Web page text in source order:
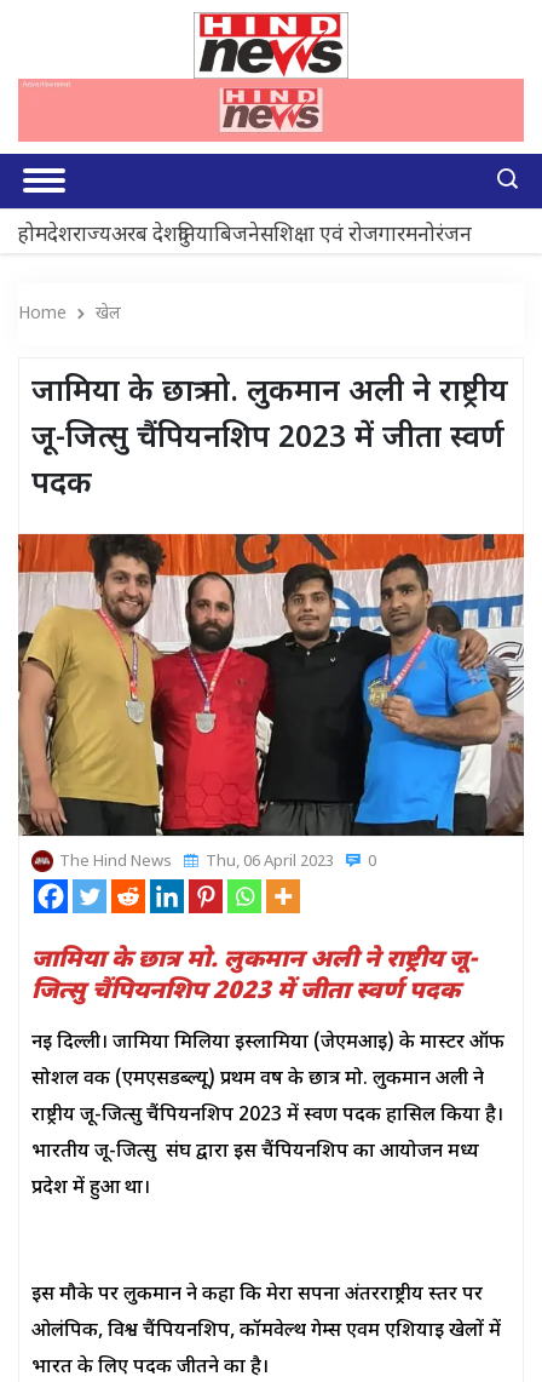
होमदेशराज्यअरब देशदुनियाबिजनेसशिक्षा एवं रोजगारमनोरंजन
Home खेल
जामिया के छात्र मो. लुकमान अली ने राष्ट्रीय
जू-जित्सु चैंपियनशिप 2023 में जीता स्वर्ण
पदक
The Hind News Thu, 06 April 2023 0
जामिया के छात्र मो. लुकमान अली ने राष्ट्रीय जू-
जित्सु चैंपियनशिप 2023 में जीता स्वर्ण पदक
नई दिल्ली। जामिया मिलिया इस्लामिया (जेएमआई) के मास्टर ऑफ
सोशल वर्क (एमएसडब्ल्यू) प्रथम वर्ष के छात्र मो. लुकमान अली ने
राष्ट्रीय जू-जित्सु चैंपियनशिप 2023 में स्वर्ण पदक हासिल किया है।
भारतीय जू-जित्सु संघ द्वारा इस चैंपियनशिप का आयोजन मध्य
प्रदेश में हुआ था।
इस मौके पर लुकमान ने कहा कि मेरा सपना अंतरराष्ट्रीय स्तर पर
ओलंपिक, विश्व चैंपियनशिप, कॉमवेल्थ गेम्स एवम एशियाई खेलों में
भारत के लिए पदक जीतने का है।